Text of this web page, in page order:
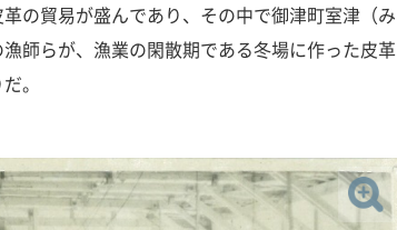
の貿易が盛んであり、その中で御津町室津（み
師らが、漁業の閑散期である冬場に作った皮革
。